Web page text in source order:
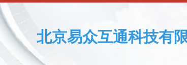
北京易众互通科技有